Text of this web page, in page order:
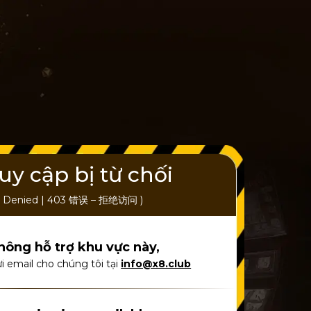
cập bị từ chối
| 403 错误 – 拒绝访问 )
hỗ trợ khu vực này,
email cho chúng tôi tại info@x8.club